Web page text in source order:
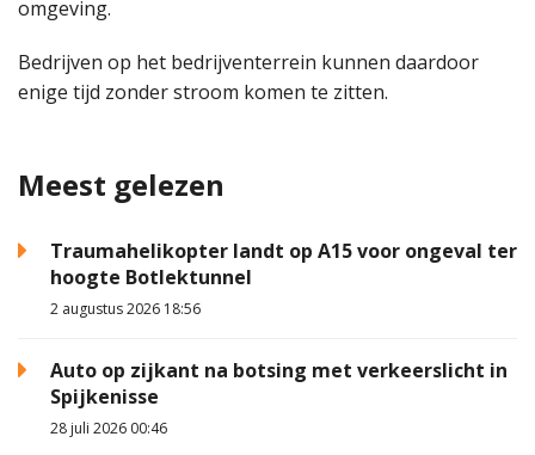
omgeving.
Bedrijven op het bedrijventerrein kunnen daardoor
enige tijd zonder stroom komen te zitten.
Meest gelezen
Traumahelikopter landt op A15 voor ongeval ter
hoogte Botlektunnel
2 augustus 2026 18:56
Auto op zijkant na botsing met verkeerslicht in
Spijkenisse
28 juli 2026 00:46